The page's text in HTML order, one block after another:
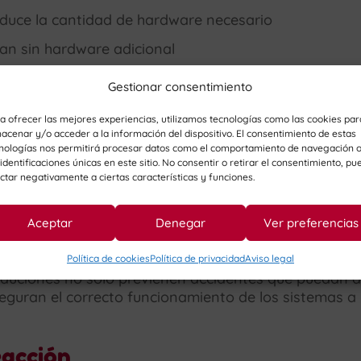
Gestionar consentimiento
ofrecer las mejores experiencias, utilizamos tecnologías como las cookies
y/o acceder a la información del dispositivo. El consentimiento de estas
nos permitirá procesar datos como el comportamiento de navegación o
únicas en este sitio. No consentir o retirar el consentimiento,
negativamente a ciertas características y funciones.
Aceptar Denegar Ver preferencias
Política de cookiesPolítica de privacidadAviso legal
la cantidad de hardware necesario
sin hardware adicional
es más eficiente permitiendo una rápida
informáticos, con adecuada ventilación y
no solo previenen accidentes que puedan
el correcto funcionamiento de los sistemas a